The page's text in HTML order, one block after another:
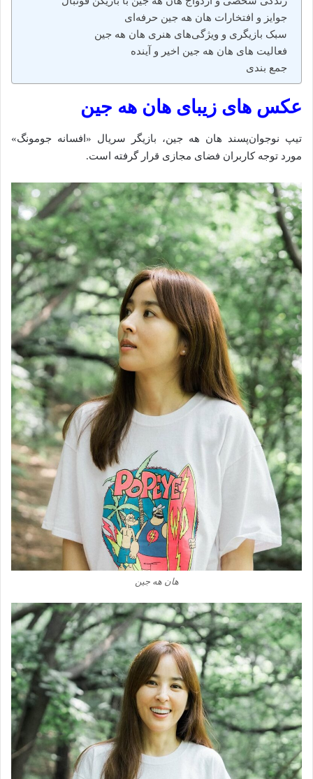
جوایز و افتخارات هان هه جین حرفه‌ای
سبک بازیگری و ویژگی‌های هنری هان هه جین
فعالیت‌ های هان هه جین اخیر و آینده
جمع‌ بندی
عکس های زیبای هان هه جین
تیپ نوجوان‌پسند هان هه جین، بازیگر سریال «افسانه جومونگ»
مورد توجه کاربران فضای مجازی قرار گرفته است.
هان هه جین